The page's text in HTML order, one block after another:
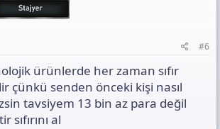
#6
ürünlerde her zaman sıfır
çünkü senden önceki kişi nasıl
tavsiyem 13 bin az para değil
al